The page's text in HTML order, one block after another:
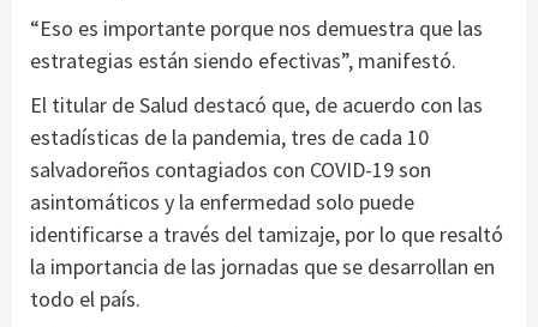
“Eso es importante porque nos demuestra que las
estrategias están siendo efectivas”, manifestó.
El titular de Salud destacó que, de acuerdo con las
estadísticas de la pandemia, tres de cada 10
salvadoreños contagiados con COVID-19 son
asintomáticos y la enfermedad solo puede
identificarse a través del tamizaje, por lo que resaltó
la importancia de las jornadas que se desarrollan en
todo el país.